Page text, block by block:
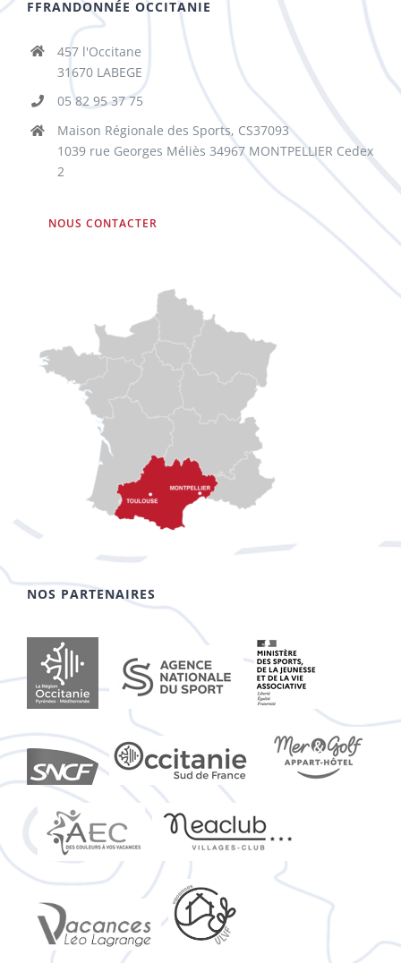
FFRANDONNÉE OCCITANIE
457 l'Occitane
31670 LABEGE
05 82 95 37 75
Maison Régionale des Sports, CS37093
1039 rue Georges Méliès 34967 MONTPELLIER Cedex
2
NOUS CONTACTER
NOS PARTENAIRES